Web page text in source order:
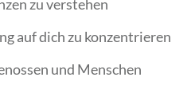
zu verstehen
auf dich zu konzentrieren
und Menschen